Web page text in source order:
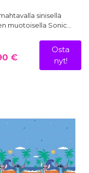
sinisellä
muotoisella Sonic…
€
Osta
nyt!